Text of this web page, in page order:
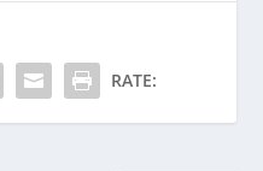
RATE: